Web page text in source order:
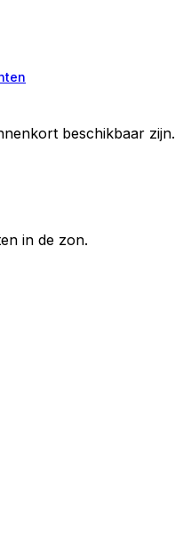
beschikbaar zijn.
in de zon.